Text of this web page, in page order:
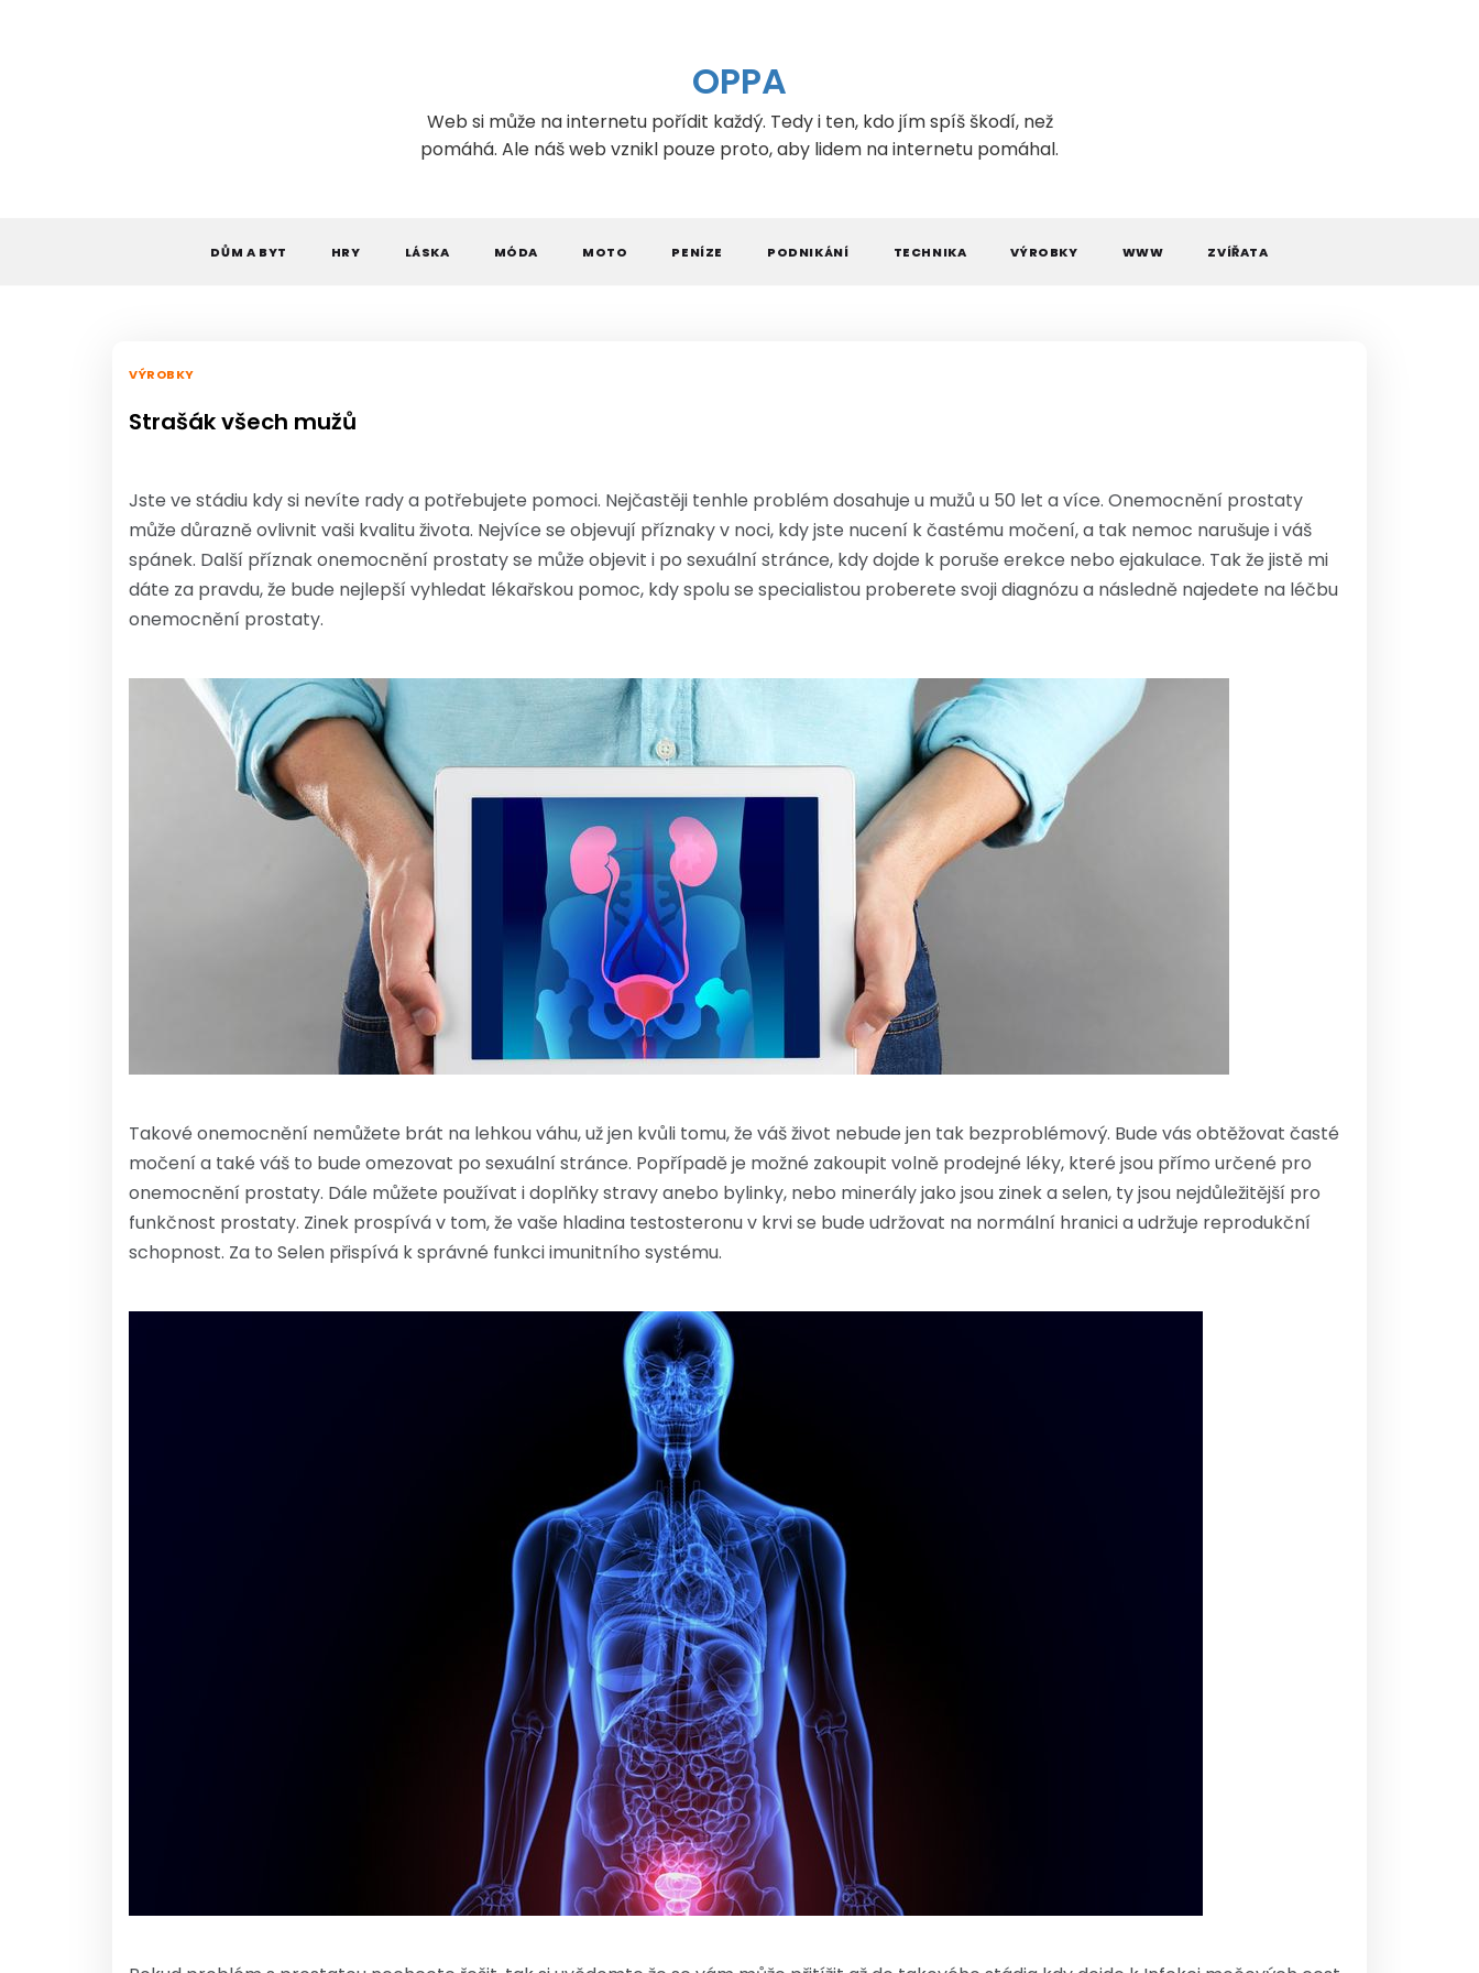
OPPA
Web si může na internetu pořídit každý. Tedy i ten, kdo jím spíš škodí, než
pomáhá. Ale náš web vznikl pouze proto, aby lidem na internetu pomáhal.
DŮM A BYT HRY LÁSKA MÓDA MOTO PENÍZE PODNIKÁNÍ TECHNIKA VÝROBKY WWW ZVÍŘATA
VÝROBKY
Strašák všech mužů
Jste ve stádiu kdy si nevíte rady a potřebujete pomoci. Nejčastěji tenhle problém dosahuje u mužů u 50 let a více. Onemocnění prostaty
může důrazně ovlivnit vaši kvalitu života. Nejvíce se objevují příznaky v noci, kdy jste nucení k častému močení, a tak nemoc narušuje i váš
spánek. Další příznak onemocnění prostaty se může objevit i po sexuální stránce, kdy dojde k poruše erekce nebo ejakulace. Tak že jistě mi
dáte za pravdu, že bude nejlepší vyhledat lékařskou pomoc, kdy spolu se specialistou proberete svoji diagnózu a následně najedete na léčbu
onemocnění prostaty.
Takové onemocnění nemůžete brát na lehkou váhu, už jen kvůli tomu, že váš život nebude jen tak bezproblémový. Bude vás obtěžovat časté
močení a také váš to bude omezovat po sexuální stránce. Popřípadě je možné zakoupit volně prodejné léky, které jsou přímo určené pro
onemocnění prostaty. Dále můžete používat i doplňky stravy anebo bylinky, nebo minerály jako jsou zinek a selen, ty jsou nejdůležitější pro
funkčnost prostaty. Zinek prospívá v tom, že vaše hladina testosteronu v krvi se bude udržovat na normální hranici a udržuje reprodukční
schopnost. Za to Selen přispívá k správné funkci imunitního systému.